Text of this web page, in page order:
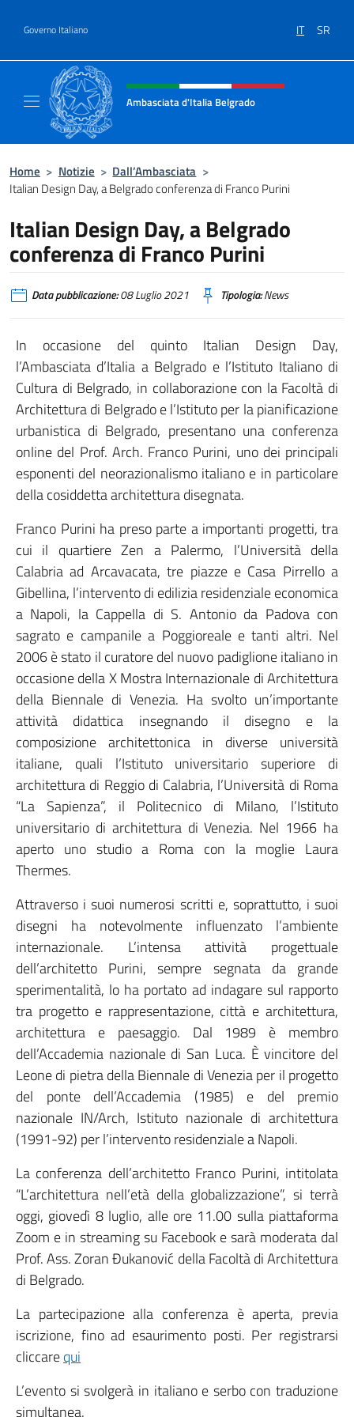
Governo Italiano IT SR
Intestazione sito, social e menù
Ambasciata d'Italia Belgrado
Home > Notizie > Dall’Ambasciata >
Italian Design Day, a Belgrado conferenza di Franco Purini
Italian Design Day, a Belgrado
conferenza di Franco Purini
Data pubblicazione:08 Luglio 2021 Tipologia:News
In occasione del quinto Italian Design Day,
l’Ambasciata d’Italia a Belgrado e l’Istituto Italiano di
Cultura di Belgrado, in collaborazione con la Facoltà di
Architettura di Belgrado e l’Istituto per la pianificazione
urbanistica di Belgrado, presentano una conferenza
online del Prof. Arch. Franco Purini, uno dei principali
esponenti del neorazionalismo italiano e in particolare
della cosiddetta architettura disegnata.
Franco Purini ha preso parte a importanti progetti, tra
cui il quartiere Zen a Palermo, l’Università della
Calabria ad Arcavacata, tre piazze e Casa Pirrello a
Gibellina, l’intervento di edilizia residenziale economica
a Napoli, la Cappella di S. Antonio da Padova con
sagrato e campanile a Poggioreale e tanti altri. Nel
2006 è stato il curatore del nuovo padiglione italiano in
occasione della X Mostra Internazionale di Architettura
della Biennale di Venezia. Ha svolto un’importante
attività didattica insegnando il disegno e la
composizione architettonica in diverse università
italiane, quali l’Istituto universitario superiore di
architettura di Reggio di Calabria, l’Università di Roma
“La Sapienza”, il Politecnico di Milano, l’Istituto
universitario di architettura di Venezia. Nel 1966 ha
aperto uno studio a Roma con la moglie Laura
Thermes.
Attraverso i suoi numerosi scritti e, soprattutto, i suoi
disegni ha notevolmente influenzato l’ambiente
internazionale. L’intensa attività progettuale
dell’architetto Purini, sempre segnata da grande
sperimentalità, lo ha portato ad indagare sul rapporto
tra progetto e rappresentazione, città e architettura,
architettura e paesaggio. Dal 1989 è membro
dell’Accademia nazionale di San Luca. È vincitore del
Leone di pietra della Biennale di Venezia per il progetto
del ponte dell’Accademia (1985) e del premio
nazionale IN/Arch, Istituto nazionale di architettura
(1991-92) per l’intervento residenziale a Napoli.
La conferenza dell’architetto Franco Purini, intitolata
“L’architettura nell’età della globalizzazione”, si terrà
oggi, giovedì 8 luglio, alle ore 11.00 sulla piattaforma
Zoom e in streaming su Facebook e sarà moderata dal
Prof. Ass. Zoran Đukanović della Facoltà di Architettura
di Belgrado.
La partecipazione alla conferenza è aperta, previa
iscrizione, fino ad esaurimento posti. Per registrarsi
cliccarequi
L’evento si svolgerà in italiano e serbo con traduzione
simultanea.